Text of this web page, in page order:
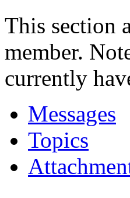
This section
member.
currently
Messages
Topics